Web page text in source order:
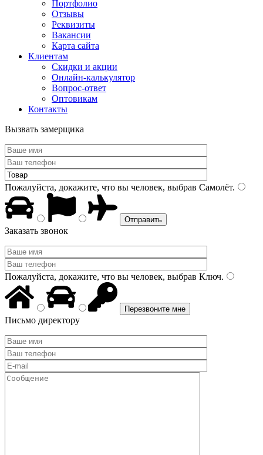
Портфолио
Отзывы
Реквизиты
Вакансии
Карта сайта
Клиентам
Скидки и акции
Онлайн-калькулятор
Вопрос-ответ
Оптовикам
Контакты
Вызвать замерщика
Пожалуйста, докажите, что вы человек, выбрав Самолёт.
Заказать звонок
Пожалуйста, докажите, что вы человек, выбрав Ключ.
Письмо директору